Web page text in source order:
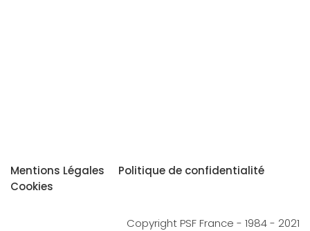
Mentions Légales
Politique de confidentialité
Cookies
Copyright PSF France - 1984 - 2021